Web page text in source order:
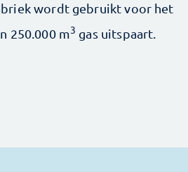
wordt gebruikt voor het
250.000 m3 gas uitspaart.